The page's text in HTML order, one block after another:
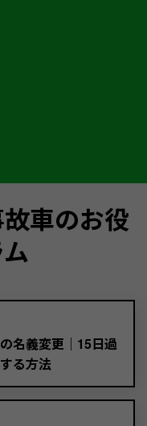
車のお役
名義変更｜15日過
る方法